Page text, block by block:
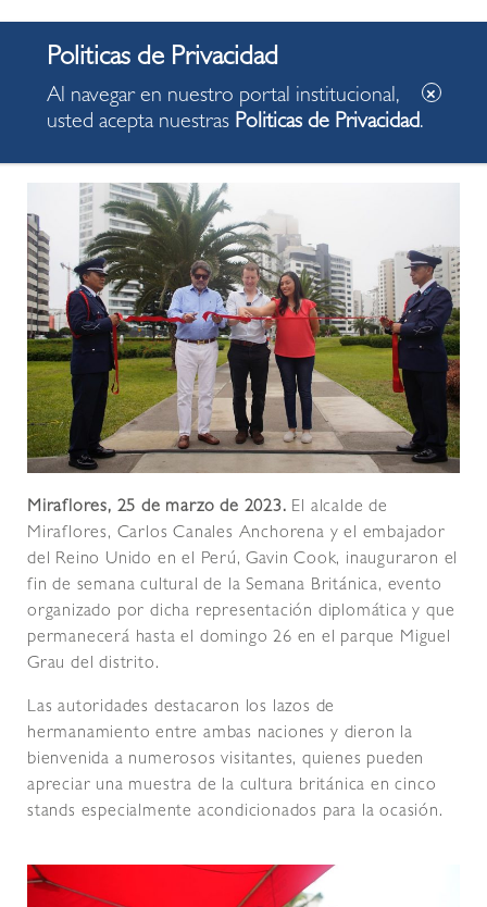
25.03.2023
Actividad se desarrollará hasta mañana, en el
parque Miguel Grau de Miraflores.
Miraflores, 25 de marzo de 2023. El alcalde de
Miraflores, Carlos Canales Anchorena y el embajador
del Reino Unido en el Perú, Gavin Cook, inauguraron el
fin de semana cultural de la Semana Británica, evento
organizado por dicha representación diplomática y que
permanecerá hasta el domingo 26 en el parque Miguel
Grau del distrito.
Las autoridades destacaron los lazos de
hermanamiento entre ambas naciones y dieron la
bienvenida a numerosos visitantes, quienes pueden
apreciar una muestra de la cultura británica en cinco
stands especialmente acondicionados para la ocasión.
Al navegar en nuestro portal institucional,
usted acepta nuestras Politicas de Privacidad.